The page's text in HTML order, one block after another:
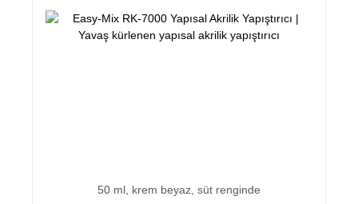
50 ml, krem beyaz, süt renginde